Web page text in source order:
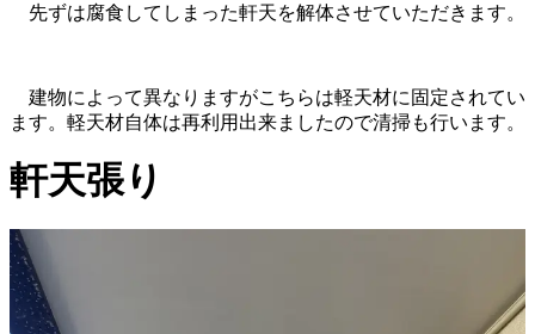
先ずは腐食してしまった軒天を解体させていただきます。
建物によって異なりますがこちらは軽天材に固定されてい
ます。軽天材自体は再利用出来ましたので清掃も行います。
軒天張り